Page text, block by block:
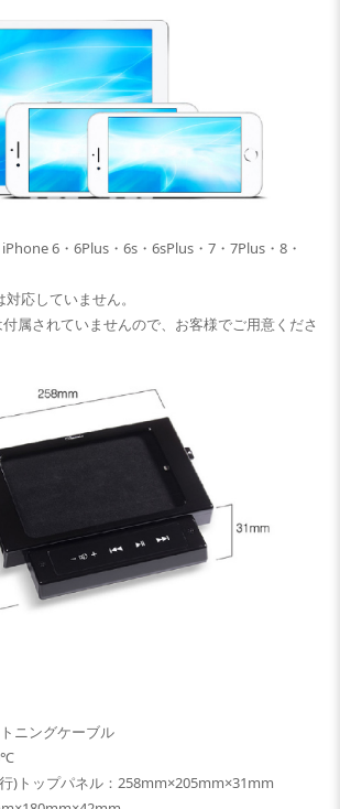
6・6Plus・6s・6sPlus・7・7Plus・8・
応していません。
属されていませんので、お客様でご用意くださ
ニングケーブル
)トップパネル：258mm×205mm×31mm